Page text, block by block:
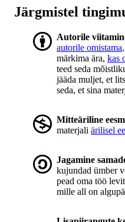
Järgmistel
Autorile
autorile omistama
märkima ära, kas
teed seda
jääda muljet, et
seda, et sina
Mitteäriline
materjali ärilisel
Jagamine
kujundad ümber
pead oma töö
mille all on